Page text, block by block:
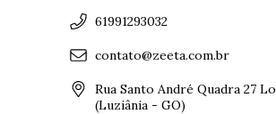
61991293032
contato@zeeta.com.br
Rua Santo André Quadra 27
(Luziânia - GO)